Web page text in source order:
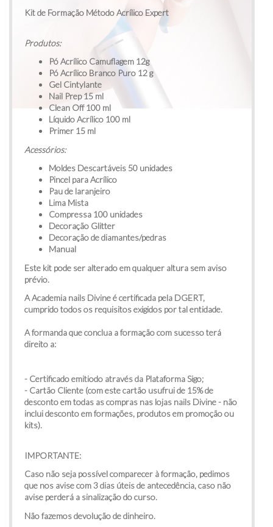
Kit de Formação Método Acrílico Expert
Produtos:
Pó Acrílico Camuflagem 12g
Pó Acrílico Branco Puro 12 g
Gel Cintylante
Nail Prep 15 ml
Clean Off 100 ml
Líquido Acrílico 100 ml
Primer 15 ml
Acessórios:
Moldes Descartáveis 50 unidades
Pincel para Acrílico
Pau de laranjeiro
Lima Mista
Compressa 100 unidades
Decoração Glitter
Decoração de diamantes/pedras
Manual
Este kit pode ser alterado em qualquer altura sem aviso
prévio.
A Academia nails Divine é certificada pela DGERT,
cumprido todos os requisitos exigidos por tal entidade.
A formanda que conclua a formação com sucesso terá
direito a:
- Certificado emitiodo através da Plataforma Sigo;
- Cartão Cliente (com este cartão usufrui de 15% de
desconto em todas as compras nas lojas nails Divine - não
inclui desconto em formações, produtos em promoção ou
kits).
IMPORTANTE:
Caso não seja possível comparecer à formação, pedimos
que nos avise com 3 dias úteis de antecedência, caso não
avise perderá a sinalização do curso.
Não fazemos devolução de dinheiro.